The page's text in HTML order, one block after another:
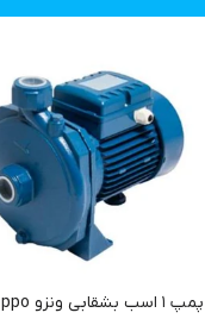
پمپ ۱ اسب بشقابی ونزو QX100 ppo